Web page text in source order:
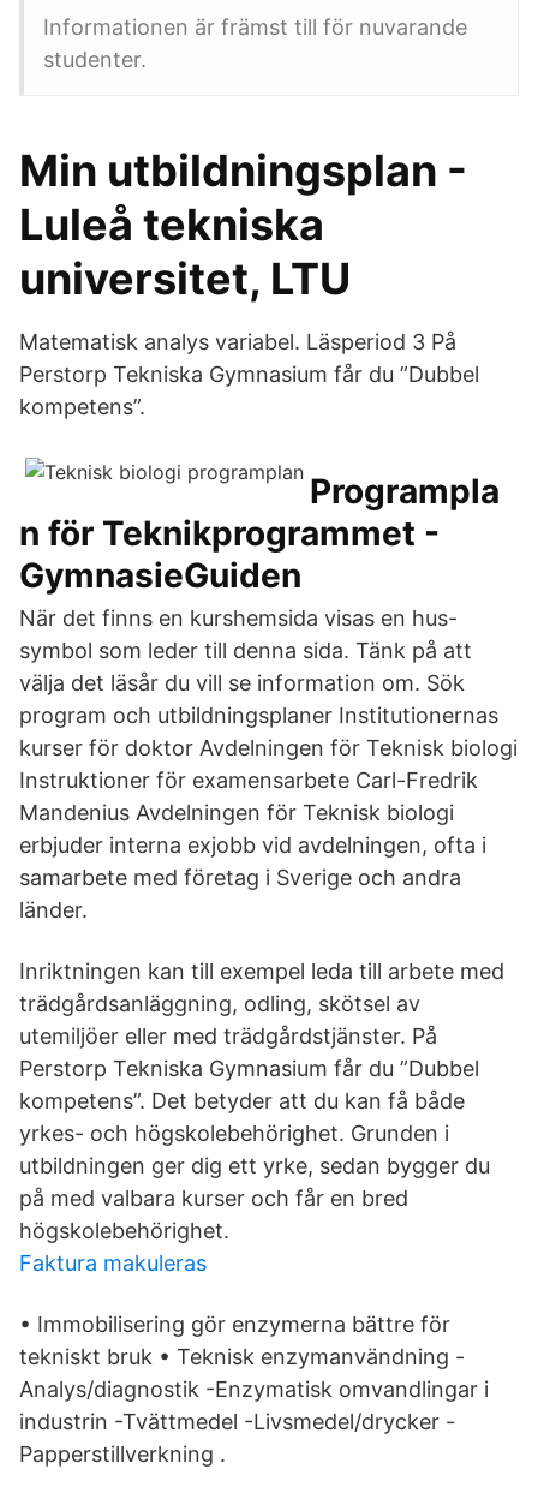
Informationen är främst till för nuvarande
studenter.
Min utbildningsplan -
Luleå tekniska
universitet, LTU
Matematisk analys variabel. Läsperiod 3 På
Perstorp Tekniska Gymnasium får du ”Dubbel
kompetens”.
Programpla
n för Teknikprogrammet -
GymnasieGuiden
När det finns en kurshemsida visas en hus-
symbol som leder till denna sida. Tänk på att
välja det läsår du vill se information om. Sök
program och utbildningsplaner Institutionernas
kurser för doktor Avdelningen för Teknisk biologi
Instruktioner för examensarbete Carl-Fredrik
Mandenius Avdelningen för Teknisk biologi
erbjuder interna exjobb vid avdelningen, ofta i
samarbete med företag i Sverige och andra
länder.
Inriktningen kan till exempel leda till arbete med
trädgårdsanläggning, odling, skötsel av
utemiljöer eller med trädgårdstjänster. På
Perstorp Tekniska Gymnasium får du ”Dubbel
kompetens”. Det betyder att du kan få både
yrkes- och högskolebehörighet. Grunden i
utbildningen ger dig ett yrke, sedan bygger du
på med valbara kurser och får en bred
högskolebehörighet.
Faktura makuleras
• Immobilisering gör enzymerna bättre för
tekniskt bruk • Teknisk enzymanvändning -
Analys/diagnostik -Enzymatisk omvandlingar i
industrin -Tvättmedel -Livsmedel/drycker -
Papperstillverkning .